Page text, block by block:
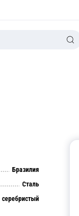
Бразилия
Сталь
серебристый